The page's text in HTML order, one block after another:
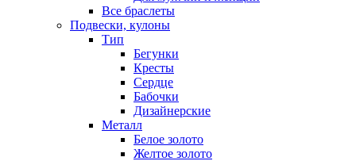
Все браслеты
Подвески, кулоны
Тип
Бегунки
Кресты
Сердце
Бабочки
Дизайнерские
Металл
Белое золото
Желтое золото